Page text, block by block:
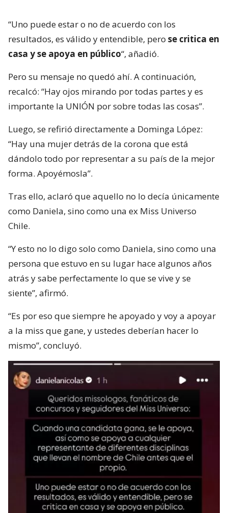
“Uno puede estar o no de acuerdo con los
resultados, es válido y entendible, pero se critica en
casa y se apoya en público“, añadió.
Pero su mensaje no quedó ahí. A continuación,
recalcó: “Hay ojos mirando por todas partes y es
importante la UNIÓN por sobre todas las cosas”.
Luego, se refirió directamente a Dominga López:
“Hay una mujer detrás de la corona que está
dándolo todo por representar a su país de la mejor
forma. Apoyémosla”.
Tras ello, aclaró que aquello no lo decía únicamente
como Daniela, sino como una ex Miss Universo
Chile.
“Y esto no lo digo solo como Daniela, sino como una
persona que estuvo en su lugar hace algunos años
atrás y sabe perfectamente lo que se vive y se
siente”, afirmó.
“Es por eso que siempre he apoyado y voy a apoyar
a la miss que gane, y ustedes deberían hacer lo
mismo”, concluyó.